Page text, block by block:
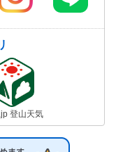
登山天気